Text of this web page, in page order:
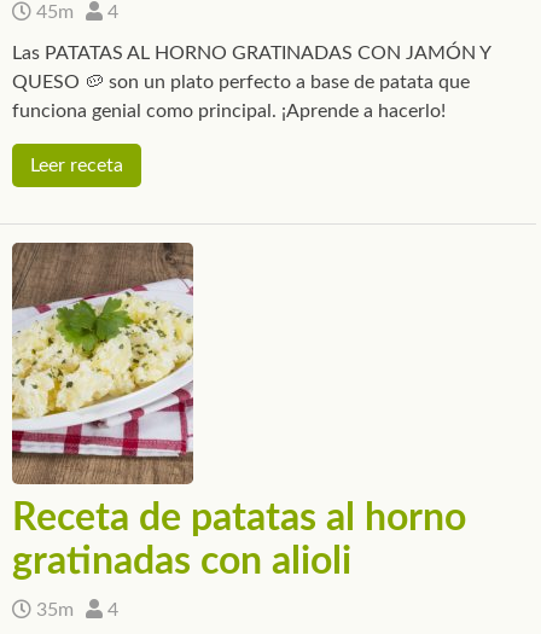
45m 4
Las PATATAS AL HORNO GRATINADAS CON JAMÓN Y
QUESO 🥔 son un plato perfecto a base de patata que
funciona genial como principal. ¡Aprende a hacerlo!
Leer receta
Receta de patatas al horno
gratinadas con alioli
35m 4